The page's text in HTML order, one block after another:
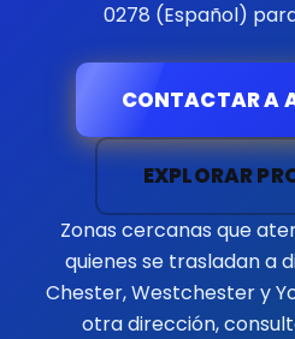
0278 (Español)
CONTACTAR A
EXPLORAR
Zonas cercanas que
quienes se trasladan a
Chester,Westchestery
otra dirección,